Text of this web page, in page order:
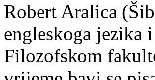
Robert Aralica
engleskoga jezika
Filozofskom